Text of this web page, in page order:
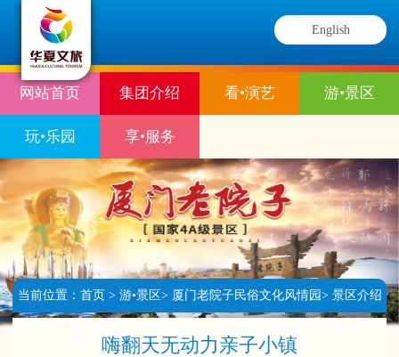
English
网站首页 集团介绍 看•演艺 游•景区
玩•乐园 享•服务
当前位置： 首页> 游•景区> 厦门老院子民俗文化风情园> 景区介绍
嗨翻天无动力亲子小镇